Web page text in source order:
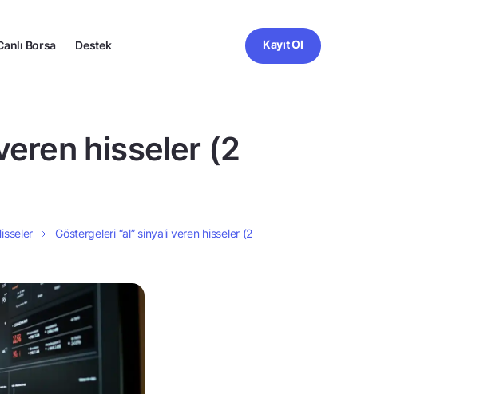
Borsa Destek Kayıt Ol
hisseler (2
Göstergeleri “al” sinyali veren hisseler (2